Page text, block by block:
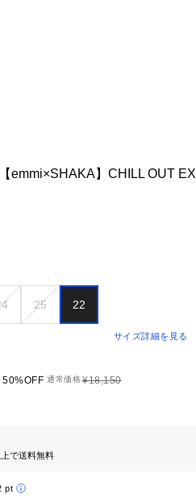
emmi×SHAKA】CHILL OUT EX
25 22
サイズ詳細を見る
50%OFF 通常価格¥18,150
で送料無料
pt